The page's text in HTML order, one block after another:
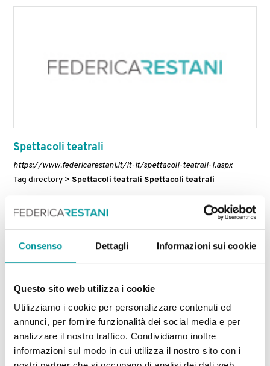
Consenso Dettagli Informazioni sui cookie
Questo sito web utilizza i cookie
Utilizziamo i cookie per personalizzare contenuti ed
annunci, per fornire funzionalità dei social media e per
analizzare il nostro traffico. Condividiamo inoltre
informazioni sul modo in cui utilizza il nostro sito con i
Spettacoli teatrali
https://www.federicarestani.it/it-it/spettacoli-teatrali-1.aspx
Tag directory >Spettacoli teatrali Spettacoli teatrali